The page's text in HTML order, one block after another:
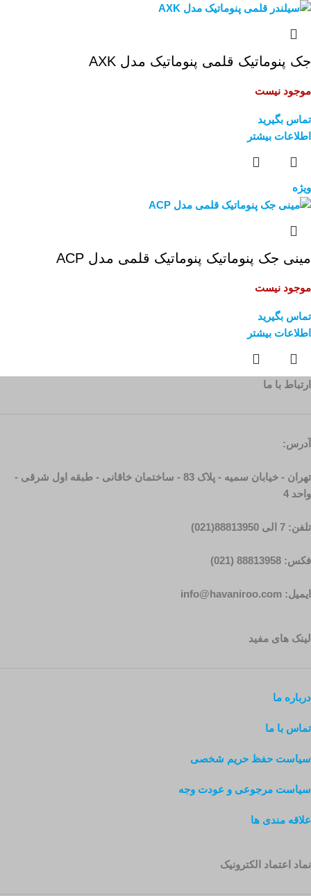
جک پنوماتیک قلمی پنوماتیک مدل AXK
موجود نیست
تماس بگیرید
اطلاعات بیشتر
ویژه
مینی جک پنوماتیک پنوماتیک قلمی مدل ACP
موجود نیست
تماس بگیرید
اطلاعات بیشتر
ارتباط با ما
آدرس:
تهران - خیابان سمیه - پلاک 83 - ساختمان خاقانی - طبقه اول شرقی -
واحد 4
تلفن: 7 الی 88813950(021)
فکس: 88813958 (021)
ایمیل: info@havaniroo.com
لینک های مفید
درباره ما
تماس با ما
سیاست حفظ حریم شخصی
سیاست مرجوعی و عودت وجه
علاقه مندی ها
نماد اعتماد الکترونیک